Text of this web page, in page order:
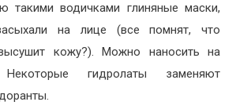
такими водичками глиняные маски,
на лице (все помнят, что
кожу?). Можно наносить на
гидролаты заменяют